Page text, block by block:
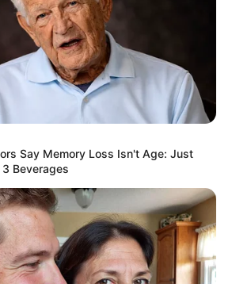
Say Memory Loss Isn't Age: Just
Beverages